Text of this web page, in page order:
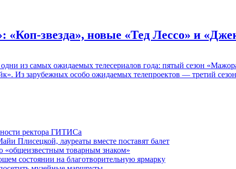
«Коп-звезда», новые «Тед Лессо» и
из самых ожидаемых телесериалов года: пятый сезон
Из зарубежных особо ожидаемых телепроектов — третий
ректора ГИТИСа
Плисецкой, лауреаты вместе поставят балет
«общеизвестным товарным знаком»
состоянии на благотворительную ярмарку